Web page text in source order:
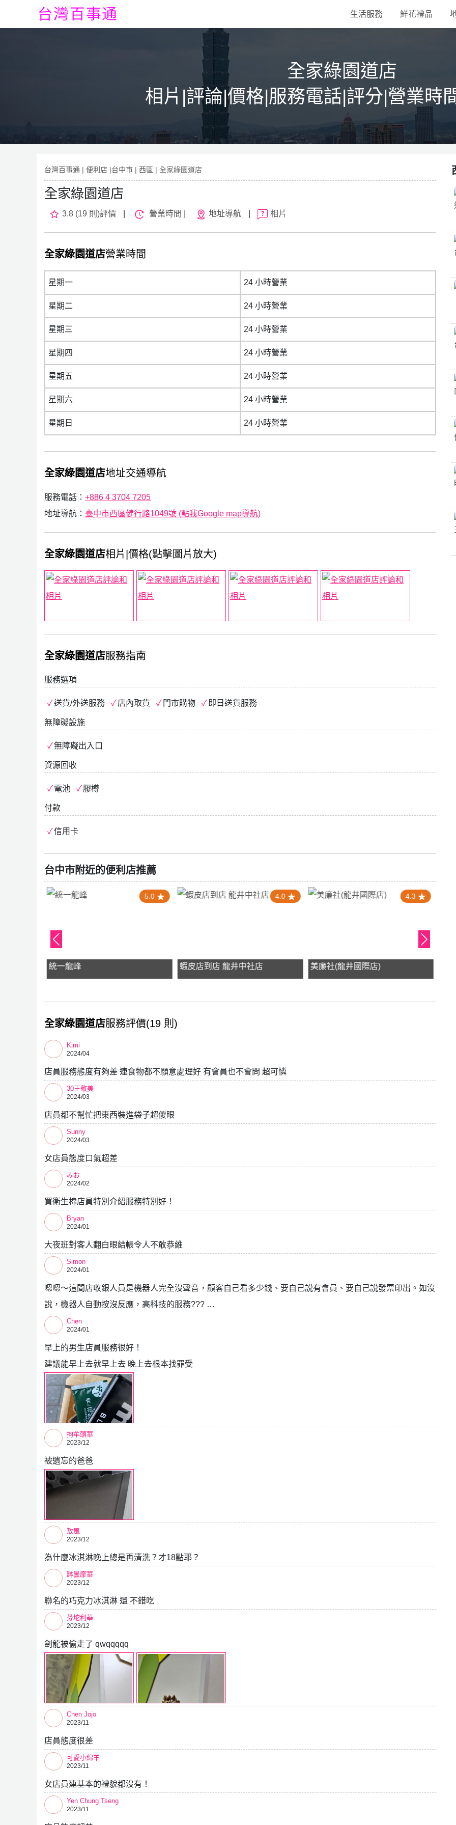
生活服務 鮮花禮品
全家綠園道店
相片|評論|價格|服務電話|評分|營業時
台灣百事通 | 便利店 |台中市 | 西區 | 全家綠園道店
全家綠園道店
3.8 (19 則)評價 營業時間 | 地址導航 相片
全家綠園道店營業時間
星期一 24 小時營業
星期二 24 小時營業
星期三 24 小時營業
星期四 24 小時營業
星期五 24 小時營業
星期六 24 小時營業
星期日 24 小時營業
全家綠園道店地址交通導航
服務電話： +886 4 3704 7205
地址導航： 臺中市西區健行路1049號 (點我Google map導航)
全家綠園道店相片|價格(點擊圖片放大)
全家綠園道店服務指南
服務選項
送貨/外送服務 店內取貨 門市購物 即日送貨服務
無障礙設施
無障礙出入口
資源回收
電池 膠樽
付款
信用卡
台中市附近的便利店推薦
5.0
統一龍峰
4.0
蝦皮店到店 龍井中社店
4.3
美廉社(龍井國際店)
全家綠園道店服務評價(19 則)
Kimi
2024/04
店員服務態度有夠差 連食物都不願意處理好 有會員也不會問 超可憐
30王敬美
2024/03
店員都不幫忙把東西裝進袋子超傻眼
Sunny
2024/03
女店員態度口氣超差
みお
2024/02
買衛生棉店員特別介紹服務特別好！
Bryan
2024/01
大夜班對客人翻白眼結帳令人不敢恭維
Simon
2024/01
嗯嗯～這間店收銀人員是機器人完全沒聲音，顧客自己看多少錢、要自己説有會員、要自己説發票印出。如沒
說，機器人自動按沒反應，高科技的服務??? …
Chen
2024/01
早上的男生店員服務很好！
建議能早上去就早上去 晚上去根本找罪受
拘牟頭華
2023/12
被遺忘的爸爸
敖風
2023/12
為什麼冰淇淋晚上總是再清洗？才18點耶？
缽曇摩華
2023/12
聯名的巧克力冰淇淋 還 不錯吃
芬坨利華
2023/12
劍龍被偷走了 qwqqqqq
Chen Jojo
2023/11
店員態度很差
可愛小綿羊
2023/11
女店員連基本的禮貌都沒有！
Yen Chung Tseng
2023/11